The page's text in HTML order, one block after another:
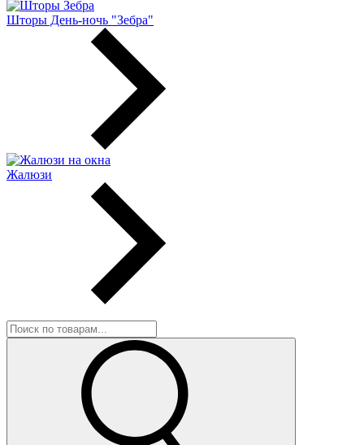
Шторы День-ночь "Зебра"
Жалюзи